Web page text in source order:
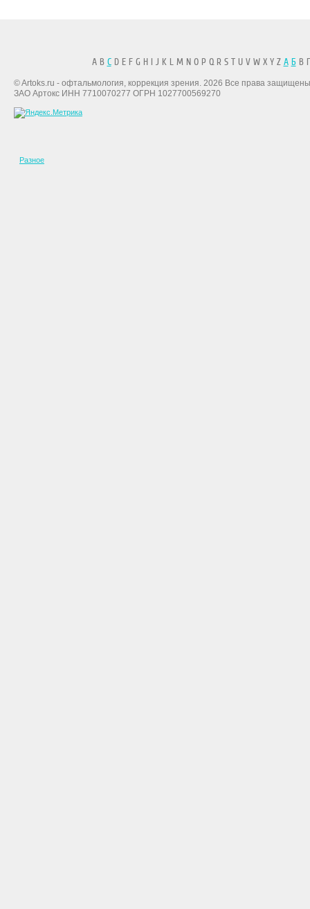
A B CD E F G H I J K L M N O P Q R S T U V W X Y Z А БВ
© Artoks.ru - офтальмология, коррекция зрения. 2026 Все права
ЗАО Артокс ИНН 7710070277 ОГРН 1027700569270
Разное